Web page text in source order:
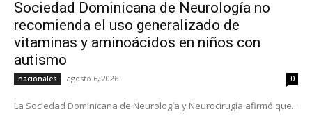
Sociedad Dominicana de Neurología no
recomienda el uso generalizado de
vitaminas y aminoácidos en niños con
autismo
nacionales agosto 6, 2026 0
La Sociedad Dominicana de Neurología y Neurocirugía afirmó que...